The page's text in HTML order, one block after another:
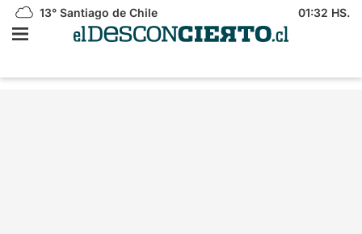
13° Santiago de Chile 01:32 HS.